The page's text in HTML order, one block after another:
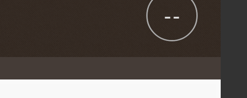
--